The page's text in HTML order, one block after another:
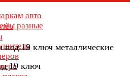
авто
разные
под 19 ключ металлические